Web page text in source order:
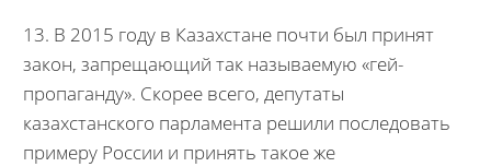
13. В 2015 году в Казахстане почти был принят
закон, запрещающий так называемую «гей-
пропаганду». Скорее всего, депутаты
казахстанского парламента решили последовать
примеру России и принять такое же